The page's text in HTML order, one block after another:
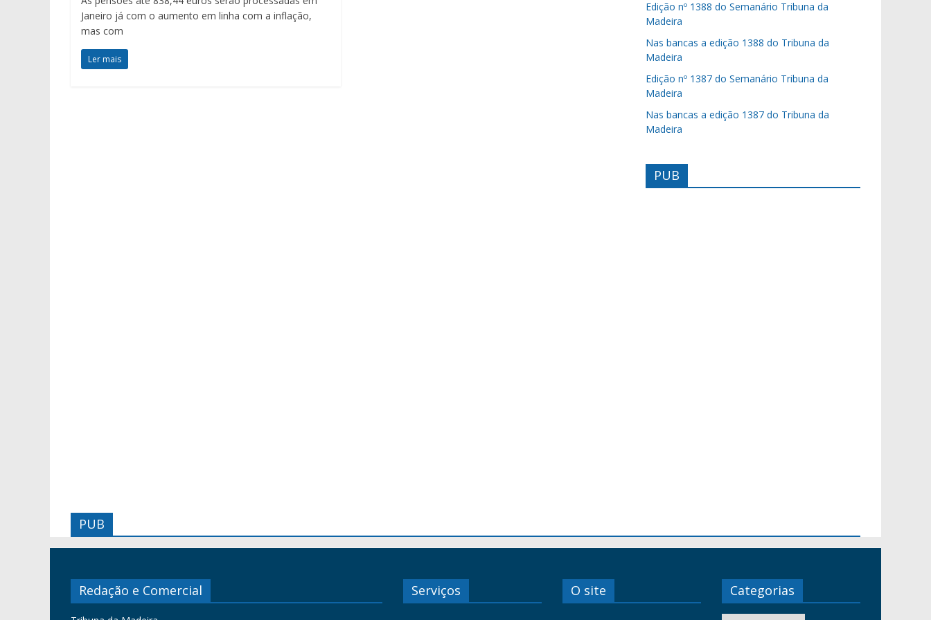
Janeiro já com o aumento em linha com a inflação,
mas com
Ler mais
Edição nº 1388 do Semanário Tribuna da
Madeira
Nas bancas a edição 1388 do Tribuna da
Madeira
Edição nº 1387 do Semanário Tribuna da
Madeira
Nas bancas a edição 1387 do Tribuna da
Madeira
PUB
PUB
Redação e Comercial Serviços O site Categorias